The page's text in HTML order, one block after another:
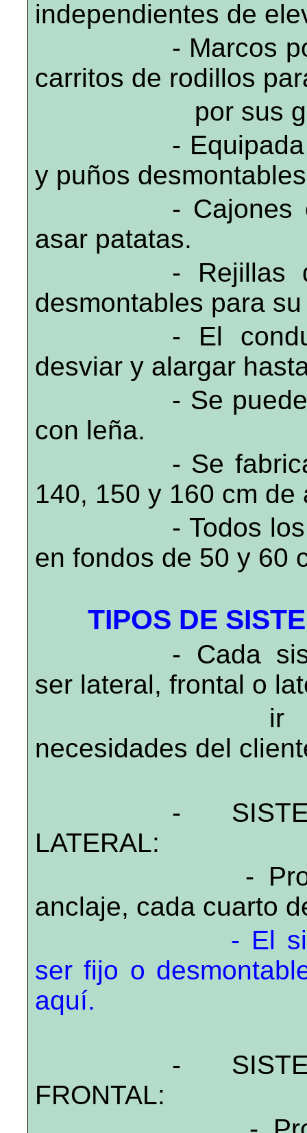
independientes de
- Marcos
carritos de rodillos
por sus
-
y puños
- Cajones
asar patatas.
- Rejillas
desmontables para
- El
desviar y alargar
- Se
con leña.
- Se
140, 150 y 160 cm de
- Todos
en fondos de 50 y 60
TIPOS DE
- Cada
ser lateral, frontal o
ir
necesidades del
-
LATERAL:
-
anclaje, cada cuarto
- El
ser fijo o
aquí.
-
FRONTAL: